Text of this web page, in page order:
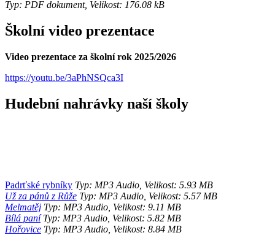
Typ: PDF dokument, Velikost: 176.08 kB
Školní video prezentace
Video prezentace za školní rok 2025/2026
https://youtu.be/3aPhNSQca3I
Hudební nahrávky naší školy
Padrťské rybníky Typ: MP3 Audio, Velikost: 5.93 MB
Už za pánů z Růže Typ: MP3 Audio, Velikost: 5.57 MB
Melmatěj Typ: MP3 Audio, Velikost: 9.11 MB
Bílá paníTyp: MP3 Audio, Velikost: 5.82 MB
Hořovice Typ: MP3 Audio, Velikost: 8.84 MB